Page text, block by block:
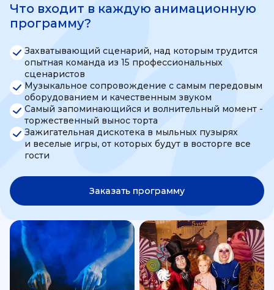
Что входит в каждую анимационную
программу?
Захватывающий сценарий, над которым трудится
опытная команда из 15 профессиональных
сценаристов
Музыкальное сопровождение с самым передовым
оборудованием и качественным звуком
Самый запоминающийся и волнительный момент -
торжественный вынос торта
Зажигательная дискотека в мыльных пузырях
и веселые игры, от которых будут в восторге все
гости
Заказать программу